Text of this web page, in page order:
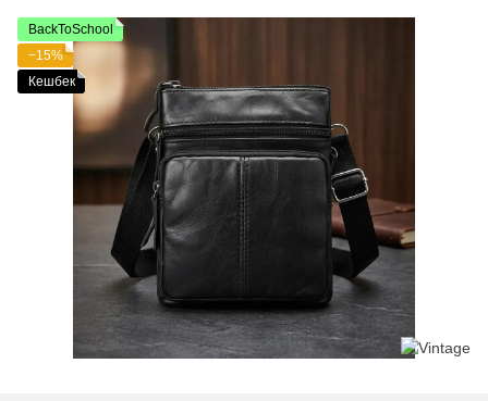
BackToSchool
−15%
Кешбек